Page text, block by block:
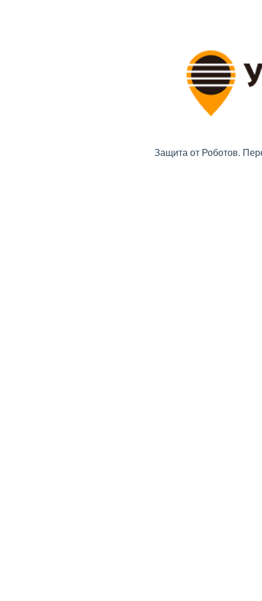
Защита от Роботов.